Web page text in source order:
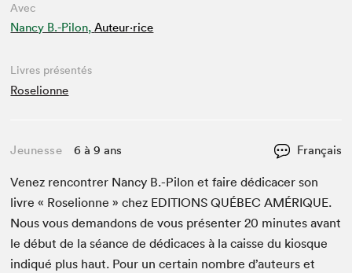
Avec
Nancy B.-Pilon, Auteur·rice
Livres présentés
Roselionne
Jeunesse 6 à 9 ans Français
Venez ren­con­tr­er Nan­cy B.-Pilon et faire dédi­cac­er son
livre « Rose­lionne » chez EDI­TIONS QUÉBEC AMÉRIQUE.
Nous vous deman­dons de vous présen­ter20 min­utes avant
le début de la séance de dédi­caces à la caisse du kiosque
indiqué plus haut. Pour un cer­tain nom­bre d’auteurs et